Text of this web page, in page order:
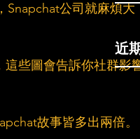
Snapchat公司就麻煩大
些圖會告訴你社群影
故事皆多出兩倍。
近